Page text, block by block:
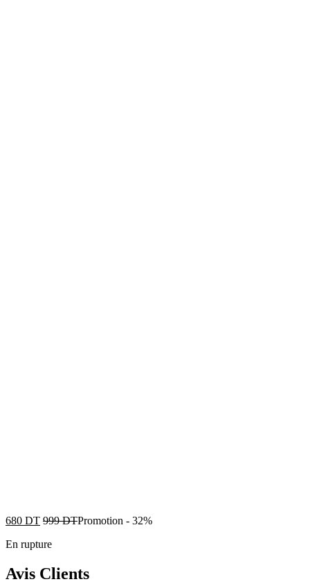
680 DT 999DTPromotion - 32%
En rupture
Avis Clients